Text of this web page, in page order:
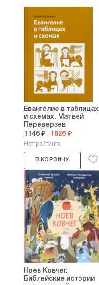
Евангелие в таблицах
и схемах. Матвей
Переверзев
1146 ₽ 1026 ₽
Нет рейтинга
В КОРЗИНУ
Ноев Ковчег.
Библейские истории